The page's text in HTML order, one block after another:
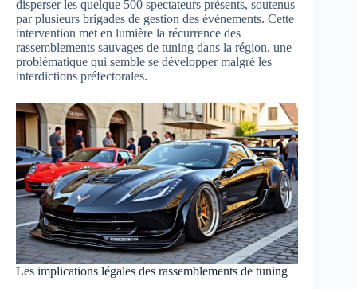
disperser les quelque 500 spectateurs présents, soutenus
par plusieurs brigades de gestion des événements. Cette
intervention met en lumière la récurrence des
rassemblements sauvages de tuning dans la région, une
problématique qui semble se développer malgré les
interdictions préfectorales.
Les implications légales des rassemblements de tuning